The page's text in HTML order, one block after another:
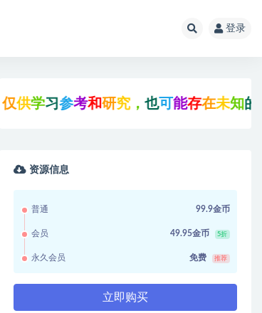
登录
习参考和研究，也可能 存在未知的BUG与
资源信息
普通 99.9金币
会员 49.95金币 5折
永久会员 免费 推荐
立即购买